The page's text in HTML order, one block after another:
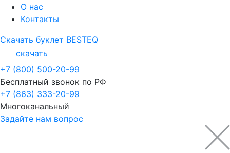
О нас
Контакты
Скачать буклет BESTEQ
скачать
+7 (800) 500-20-99
Бесплатный звонок по РФ
+7 (863) 333-20-99
Многоканальный
Задайте нам вопрос